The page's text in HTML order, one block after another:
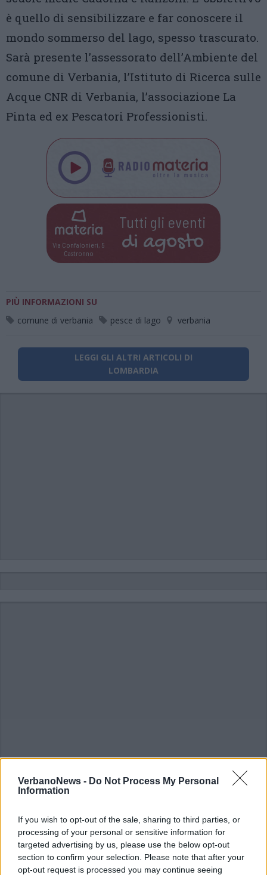
VerbanoNews - Do Not Process My Personal
Information
If you wish to opt-out of the sale, sharing to third parties, or
processing of your personal or sensitive information for
targeted advertising by us, please use the below opt-out
section to confirm your selection. Please note that after your
opt-out request is processed you may continue seeing
è quello di sensibilizzare e far conoscere il
mondo sommerso del lago, spesso trascurato.
Sarà presente l’assessorato dell’Ambiente del
comune di Verbania, l’Istituto di Ricerca sulle
Acque CNR di Verbania, l’associazione La
Pinta ed ex Pescatori Professionisti.
Via Confalonieri, 5
Castronno
Tutti gli eventi
di agosto
PIÙ INFORMAZIONI SU
comune di verbania
pesce di lago verbania
LEGGI GLI ALTRI ARTICOLI DI
LOMBARDIA
ALTRE NOTIZIE DI VERBANIA